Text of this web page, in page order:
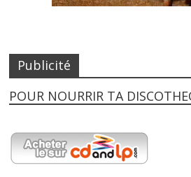
Publicité
POUR NOURRIR TA